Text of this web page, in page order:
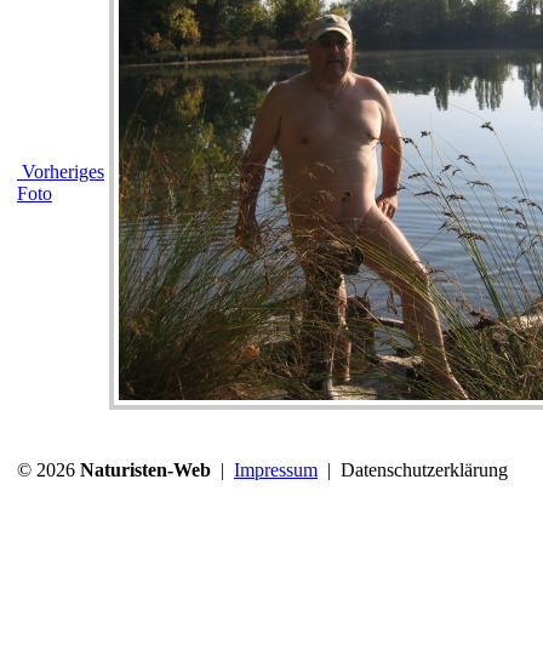
Vorheriges
Foto
© 2026 Naturisten-Web | Impressum | Datenschutzerklärung